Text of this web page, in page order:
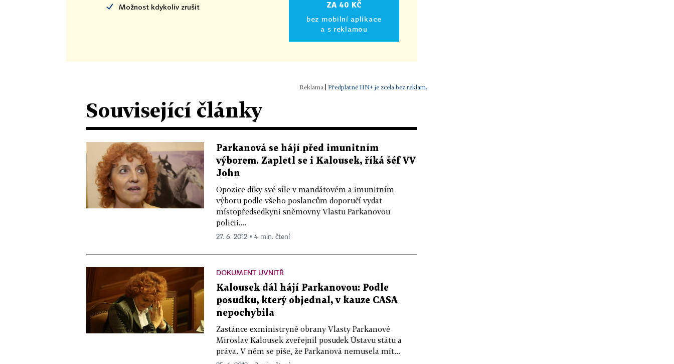
Možnost kdykoliv zrušit
ZA 40 KČ
bez mobilní aplikace
a s reklamou
Předplatné HN+ je zcela bez reklam.
Související články
Parkanová se hájí před imunitním
výborem. Zapletl se i Kalousek, říká šéf VV
John
Opozice díky své síle v mandátovém a imunitním
výboru podle všeho poslancům doporučí vydat
místopředsedkyni sněmovny Vlastu Parkanovou
policii....
27. 6. 2012 ▪ 4 min. čtení
DOKUMENT UVNITŘ
Kalousek dál hájí Parkanovou: Podle
posudku, který objednal, v kauze CASA
nepochybila
Zastánce exministryně obrany Vlasty Parkanové
Miroslav Kalousek zveřejnil posudek Ústavu státu a
práva. V něm se píše, že Parkanová nemusela mít...